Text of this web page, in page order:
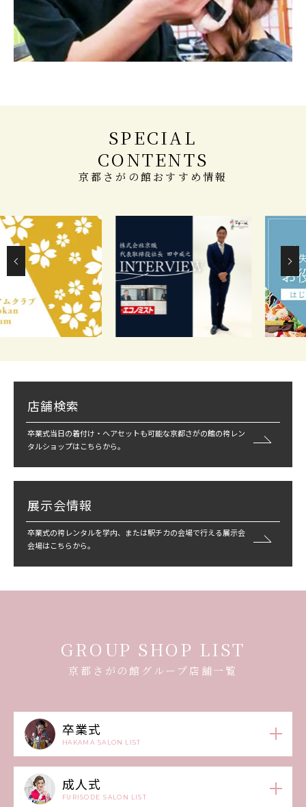
SPECIAL
CONTENTS
京都さがの館おすすめ情報
店舗検索
卒業式当日の着付け・ヘアセットも可能な京都さがの館の袴レン
タルショップはこちらから。
展示会情報
卒業式の袴レンタルを学内、または駅チカの会場で行える展示会
会場はこちらから。
GROUP SHOP LIST
京都さがの館グループ店舗一覧
卒業式
HAKAMA SALON LIST
成人式
FURISODE SALON LIST